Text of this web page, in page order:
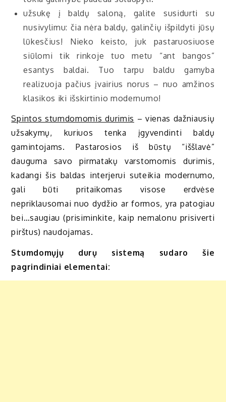
užsukę į baldų saloną, galite susidurti su
nusivylimu: čia nėra baldų, galinčių išpildyti jūsų
lūkesčius! Nieko keisto, juk pastaruosiuose
siūlomi tik rinkoje tuo metu “ant bangos”
esantys baldai. Tuo tarpu baldu gamyba
realizuoja pačius įvairius norus – nuo amžinos
klasikos iki išskirtinio modernumo!
Spintos stumdomomis durimis – vienas dažniausių
užsakymų, kuriuos tenka įgyvendinti baldų
gamintojams. Pastarosios iš būstų “iššlavė”
dauguma savo pirmatakų varstomomis durimis,
kadangi šis baldas interjerui suteikia modernumo,
gali būti pritaikomas visose erdvėse
nepriklausomai nuo dydžio ar formos, yra patogiau
bei…saugiau (prisiminkite, kaip nemalonu prisiverti
pirštus) naudojamas.
Stumdomųjų durų sistemą sudaro šie
pagrindiniai elementai: